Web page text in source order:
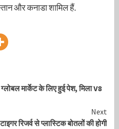
और कनाडा शामिल हैं.
मार्केट के लिए हुई पेश, मिला V8
Next
रिजर्व से प्लास्टिक बोतलों की होगी